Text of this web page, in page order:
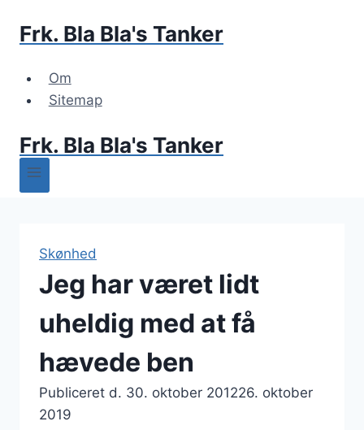
Frk. Bla Bla's Tanker
Om
Sitemap
Frk. Bla Bla's Tanker
Skønhed
Jeg har været lidt
uheldig med at få
hævede ben
Publiceret d. 30. oktober 201226. oktober
2019